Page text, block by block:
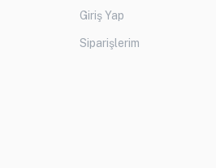
Giriş Yap
Siparişlerim